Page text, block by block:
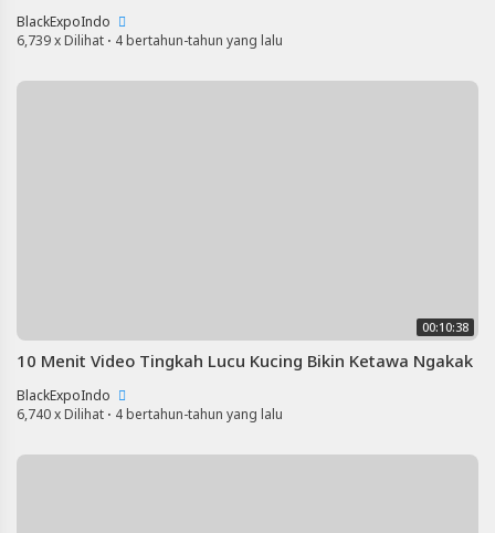
BlackExpoIndo
6,739 x Dilihat · 4 bertahun-tahun yang lalu
00:10:38
10 Menit Video Tingkah Lucu Kucing Bikin Ketawa Ngakak
BlackExpoIndo
6,740 x Dilihat · 4 bertahun-tahun yang lalu